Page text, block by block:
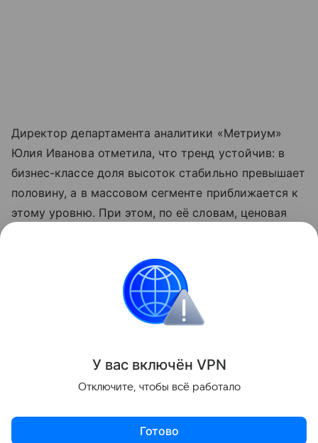
Директор департамента аналитики «Метриум»
Юлия Иванова отметила, что тренд устойчив: в
бизнес-классе доля высоток стабильно превышает
половину, а в массовом сегменте приближается к
этому уровню. При этом, по её словам, ценовая
дешевле традиционной застройки.
недвижимость
Поделиться
У вас включён VPN
Отключите, чтобы всё работало
Готово